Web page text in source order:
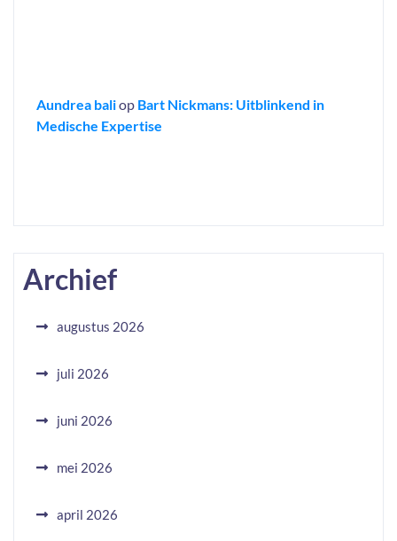
Aundrea baliop Bart Nickmans: Uitblinkend in
Medische Expertise
Archief
augustus 2026
juli 2026
juni 2026
mei 2026
april 2026